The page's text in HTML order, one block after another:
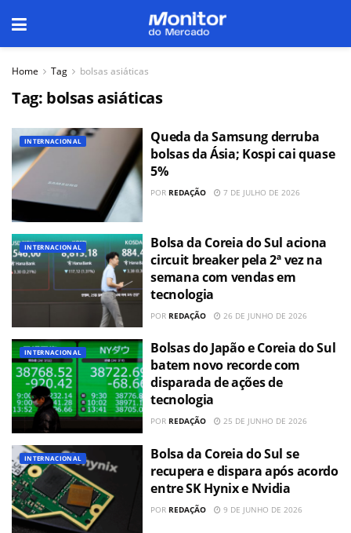
Home Tag bolsas asiáticas
Tag: bolsas asiáticas
INTERNACIONAL
Queda da Samsung derruba
bolsas da Ásia; Kospi cai quase
5%
POR REDAÇÃO 7 DE JULHO DE 2026
INTERNACIONAL
Bolsa da Coreia do Sul aciona
circuit breaker pela 2ª vez na
semana com vendas em
tecnologia
POR REDAÇÃO 26 DE JUNHO DE 2026
INTERNACIONAL
Bolsas do Japão e Coreia do Sul
batem novo recorde com
disparada de ações de
tecnologia
POR REDAÇÃO 25 DE JUNHO DE 2026
INTERNACIONAL
Bolsa da Coreia do Sul se
recupera e dispara após acordo
entre SK Hynix e Nvidia
POR REDAÇÃO 9 DE JUNHO DE 2026